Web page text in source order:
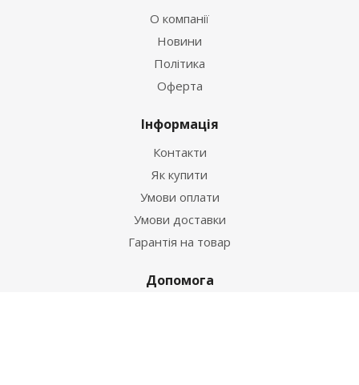
О компанії
Новини
Політика
Оферта
Інформація
Контакти
Як купити
Умови оплати
Умови доставки
Гарантія на товар
Допомога